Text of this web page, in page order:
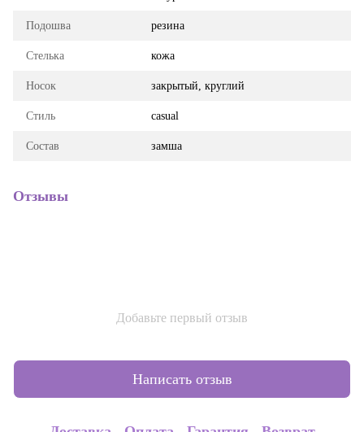
Подошва резина
Стелька кожа
Носок закрытый, круглий
Стиль casual
Состав замша
Отзывы
Добавьте первый отзыв
Написать отзыв